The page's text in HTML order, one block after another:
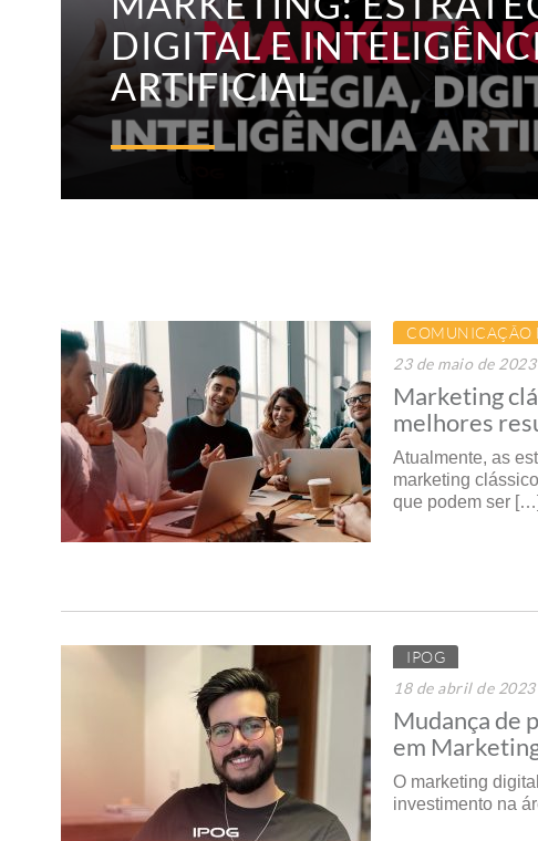
DIGITAL E
ARTIFICIAL
COMUNICAÇÃO
23 de maio de 2023
Marketing
melhores
Atualmente, as
marketing
que podem ser […]
IPOG
18 de abril de 2023
Mudança de
em
O marketing
investimento na